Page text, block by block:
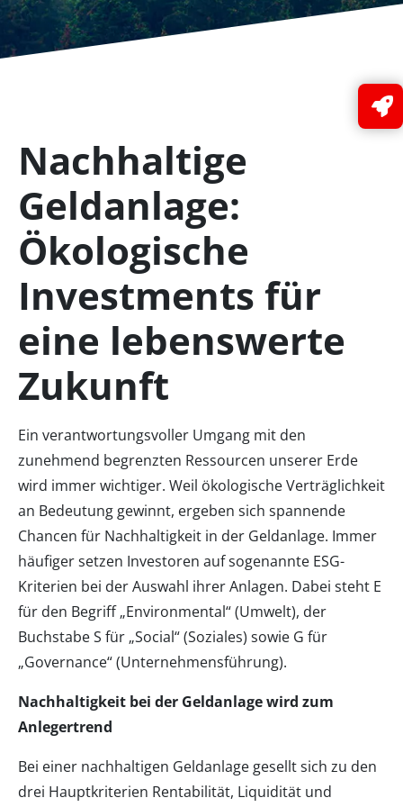
Nachhaltige
Geldanlage:
Ökologische
Investments für
eine lebenswerte
Zukunft
Ein verantwortungsvoller Umgang mit den
zunehmend begrenzten Ressourcen unserer Erde
wird immer wichtiger. Weil ökologische Verträglichkeit
an Bedeutung gewinnt, ergeben sich spannende
Chancen für Nachhaltigkeit in der Geldanlage. Immer
häufiger setzen Investoren auf sogenannte ESG-
Kriterien bei der Auswahl ihrer Anlagen. Dabei steht E
für den Begriff „Environmental“ (Umwelt), der
Buchstabe S für „Social“ (Soziales) sowie G für
„Governance“ (Unternehmensführung).
Nachhaltigkeit bei der Geldanlage wird zum
Anlegertrend
Bei einer nachhaltigen Geldanlage gesellt sich zu den
drei Hauptkriterien Rentabilität, Liquidität und